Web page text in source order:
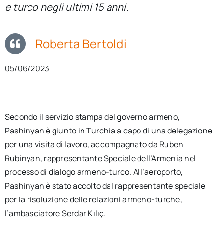
e turco negli ultimi 15 anni.
Roberta Bertoldi
05/06/2023
Secondo il servizio stampa del governo armeno,
Pashinyan è giunto in Turchia a capo di una delegazione
per una visita di lavoro, accompagnato da Ruben
Rubinyan, rappresentante Speciale dell’Armenia nel
processo di dialogo armeno-turco. All’aeroporto,
Pashinyan è stato accolto dal rappresentante speciale
per la risoluzione delle relazioni armeno-turche,
l’ambasciatore Serdar Kılıç.